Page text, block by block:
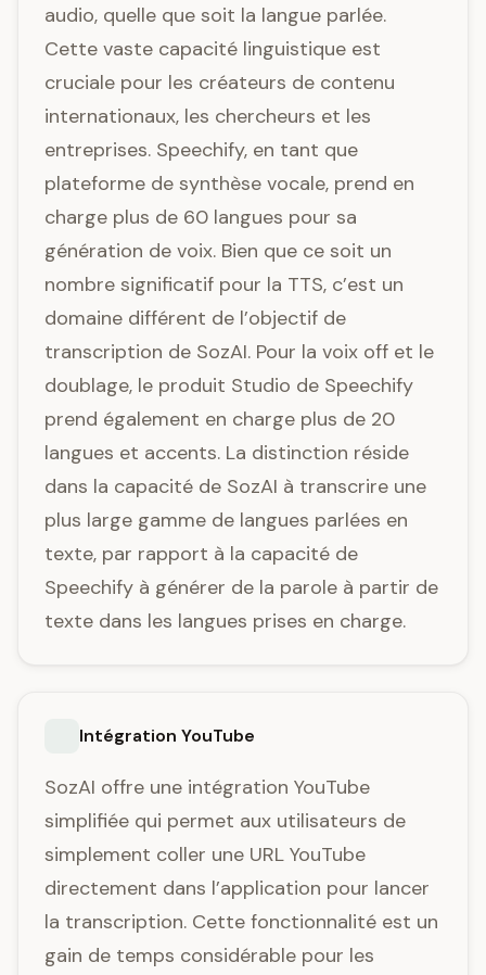
audio, quelle que soit la langue parlée.
Cette vaste capacité linguistique est
cruciale pour les créateurs de contenu
internationaux, les chercheurs et les
entreprises. Speechify, en tant que
plateforme de synthèse vocale, prend en
charge plus de 60 langues pour sa
génération de voix. Bien que ce soit un
nombre significatif pour la TTS, c’est un
domaine différent de l’objectif de
transcription de SozAI. Pour la voix off et le
doublage, le produit Studio de Speechify
prend également en charge plus de 20
langues et accents. La distinction réside
dans la capacité de SozAI à transcrire une
plus large gamme de langues parlées en
texte, par rapport à la capacité de
Speechify à générer de la parole à partir de
texte dans les langues prises en charge.
Intégration YouTube
SozAI offre une intégration YouTube
simplifiée qui permet aux utilisateurs de
simplement coller une URL YouTube
directement dans l’application pour lancer
la transcription. Cette fonctionnalité est un
gain de temps considérable pour les